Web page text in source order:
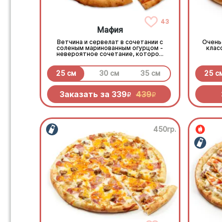
43
Мафия
Ветчина и сервелат в сочетании с
соленым маринованным огурцом -
невероятное сочетание, которое
25 см 30 см 35 см
Заказать за 339R 439R
Очень
25
450гр.